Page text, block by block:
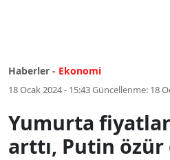
Haberler - Ekonomi
18 Ocak 2024 - 15:43Güncellenme: 18
Yumurta
arttı, Putin